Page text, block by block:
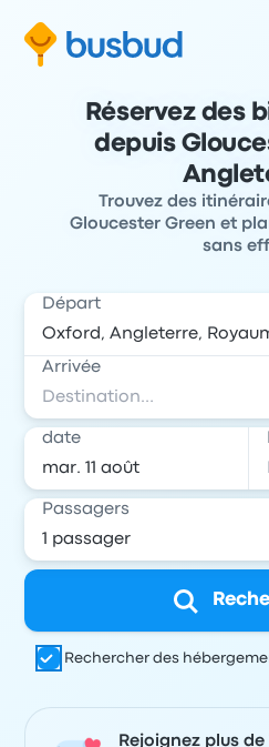
Réservez des
depuis
Trouvez des
Gloucester Green et
sans
Départ
Arrivée
date
Passagers
Rechercher des
Rejoignez plus